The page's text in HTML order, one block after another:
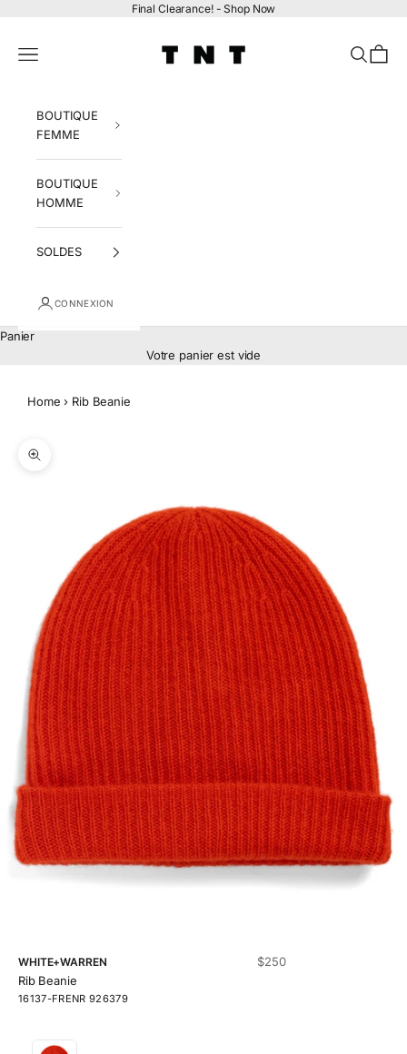
Final Clearance! -Shop Now
Menu
Recherche
Panier
BOUTIQUE
FEMME
BOUTIQUE
HOMME
SOLDES
CONNEXION
Panier
Votre panier est vide
Home › Rib Beanie
Zoomer sur l'image
WHITE+WARREN
Rib Beanie
Prix de vente
$250
16137-FRENR 926379